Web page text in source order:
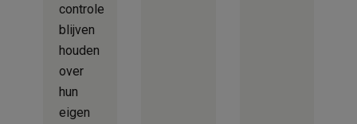
controle
blijven
houden
over
hun
eigen